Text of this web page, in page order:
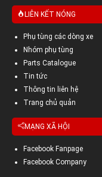
LIÊN KẾT NÓNG
Phụ tùng các dòng xe
Nhóm phụ tùng
Parts Catalogue
Tin tức
Thông tin liên hệ
Trang chủ quản
MẠNG XÃ HỘI
Facebook Fanpage
Facebook Company